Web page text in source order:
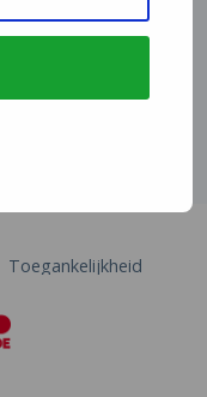
Toegankelijkheid